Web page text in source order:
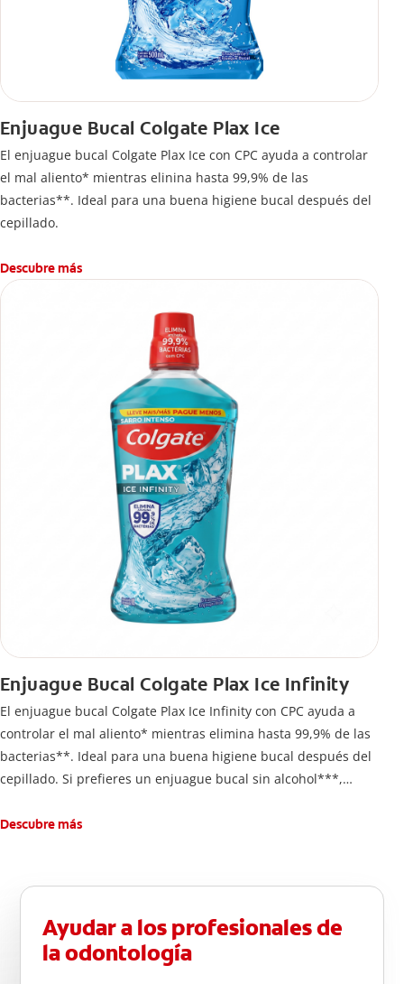
Enjuague Bucal Colgate Plax Ice
El enjuague bucal Colgate Plax Ice con CPC ayuda a controlar
el mal aliento* mientras elinina hasta 99,9% de las
bacterias**. Ideal para una buena higiene bucal después del
cepillado.
Descubre más
Enjuague Bucal Colgate Plax Ice Infinity
El enjuague bucal Colgate Plax Ice Infinity con CPC ayuda a
controlar el mal aliento* mientras elimina hasta 99,9% de las
bacterias**. Ideal para una buena higiene bucal después del
cepillado. Si prefieres un enjuague bucal sin alcohol***,
Descubre más
Ayudar a los profesionales de
la odontología